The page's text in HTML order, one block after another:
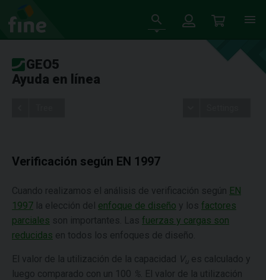
GEO5
Ayuda en línea
Verificación según EN 1997
Cuando realizamos el análisis de verificación según EN
1997 la elección del enfoque de diseño y los factores
parciales son importantes. Las fuerzas y cargas son
reducidas en todos los enfoques de diseño.
El valor de la utilización de la capacidad Vu es calculado y
luego comparado con un 100 % . El valor de la utilización